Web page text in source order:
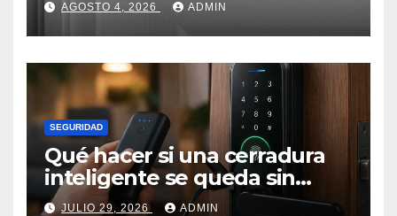
AGOSTO 4, 2026 ADMIN
SEGURIDAD
Qué hacer si una cerradura
inteligente se queda sin
batería.
JULIO 29, 2026 ADMIN